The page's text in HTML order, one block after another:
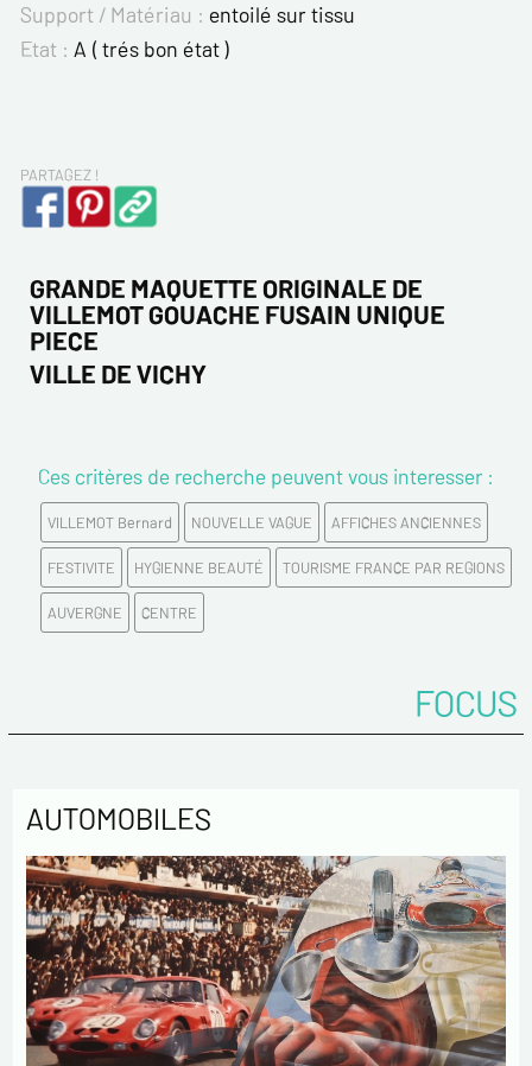
Support / Matériau : entoilé sur tissu
Etat : A ( trés bon état )
PARTAGEZ !
GRANDE MAQUETTE ORIGINALE DE
VILLEMOT GOUACHE FUSAIN UNIQUE
PIECE
VILLE DE VICHY
Ces critères de recherche peuvent vous interesser :
VILLEMOT Bernard NOUVELLE VAGUE AFFICHES ANCIENNES
FESTIVITE HYGIENNE BEAUTÉ TOURISME FRANCE PAR REGIONS
AUVERGNE CENTRE
FOCUS
AUTOMOBILES